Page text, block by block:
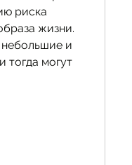
риска
жизни.
небольшие и
тогда могут